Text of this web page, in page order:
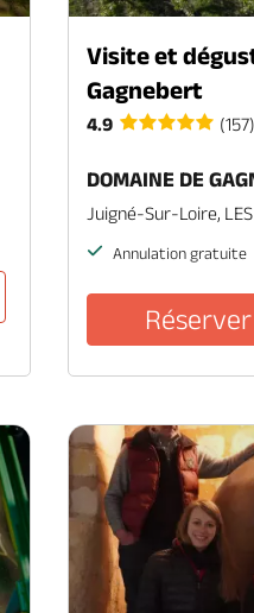
Visite et
Gagnebert
4.9 (157)
DOMAINE DE
Juigné-Sur-Loire, LES
Annulation gratuite
Réserver